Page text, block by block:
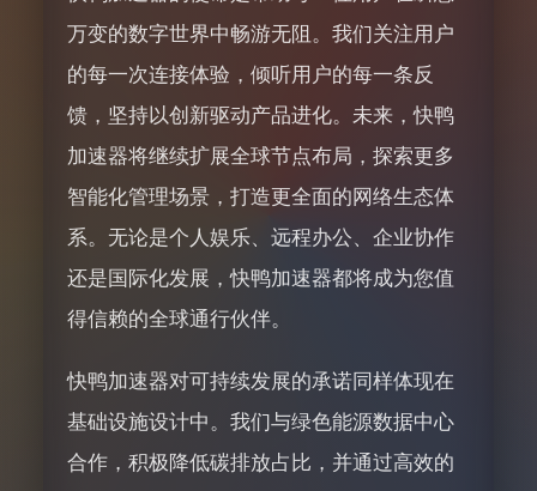
万变的数字世界中畅游无阻。我们关注用户
的每一次连接体验，倾听用户的每一条反
馈，坚持以创新驱动产品进化。未来，快鸭
加速器将继续扩展全球节点布局，探索更多
智能化管理场景，打造更全面的网络生态体
系。无论是个人娱乐、远程办公、企业协作
还是国际化发展，快鸭加速器都将成为您值
得信赖的全球通行伙伴。
快鸭加速器对可持续发展的承诺同样体现在
基础设施设计中。我们与绿色能源数据中心
合作，积极降低碳排放占比，并通过高效的